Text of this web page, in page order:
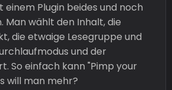
einem Plugin beides und noch
Man wählt den Inhalt, die
die etwaige Lesegruppe und
und der
So einfach kann "Pimp your
will man mehr?